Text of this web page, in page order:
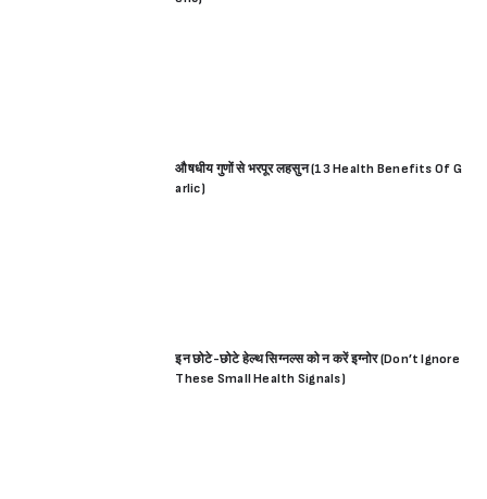
औषधीय गुणों से भरपूर लहसुन (13 Health Benefits Of G
arlic)
इन छोटे-छोटे हेल्थ सिग्नल्स को न करें इग्नोर (Don’t Ignore
These Small Health Signals)